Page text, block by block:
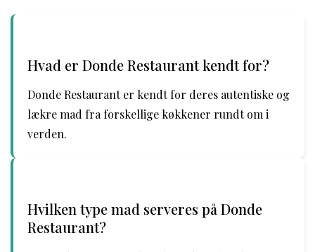
Hvad er Donde Restaurant kendt for?
Donde Restaurant er kendt for deres autentiske og
lækre mad fra forskellige køkkener rundt om i
verden.
Hvilken type mad serveres på Donde
Restaurant?